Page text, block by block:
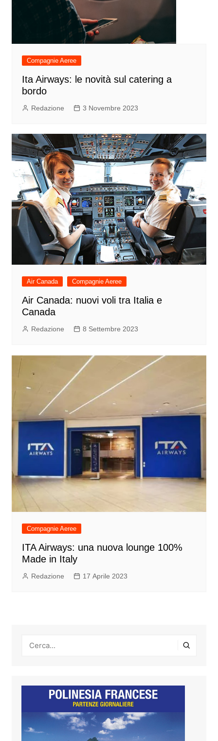
Compagnie Aeree
Ita Airways: le novità sul catering a
bordo
Redazione 3 Novembre 2023
Air Canada Compagnie Aeree
Air Canada: nuovi voli tra Italia e
Canada
Redazione 8 Settembre 2023
Compagnie Aeree
ITA Airways: una nuova lounge 100%
Made in Italy
Redazione 17 Aprile 2023